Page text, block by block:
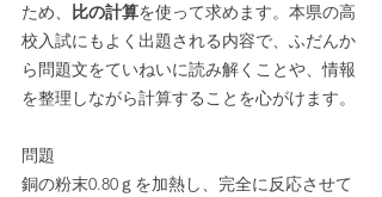
ため、
比の計算を使って求めます。本県の高
校入試にもよく出題される内容で、ふだんか
ら問題文をていねいに読み解くことや、情報
を整理しながら計算することを心がけます。
問題
銅の粉末0.80ｇを加熱し、完全に反応させて